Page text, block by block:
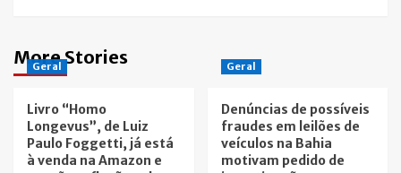
More Stories
Geral
Livro “Homo
Longevus”, de Luiz
Paulo Foggetti, já está
à venda na Amazon e
Geral
Denúncias de possíveis
fraudes em leilões de
veículos na Bahia
motivam pedido de